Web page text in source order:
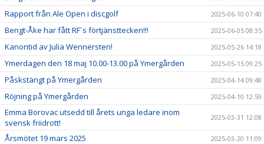
Rapport från Ale Open i discgolf 2025-06-10 07:40
Bengt-Åke har fått RF´s förtjänsttecken!!! 2025-06-05 08:35
Kanontid av Julia Wennersten! 2025-05-26 14:18
Ymerdagen den 18 maj 10.00-13.00 på Ymergården 2025-05-15 09:25
Påskstängt på Ymergården 2025-04-14 09:48
Röjning på Ymergården 2025-04-10 12:59
Emma Borovac utsedd till årets unga ledare inom
svensk friidrott!
2025-03-31 12:08
Årsmötet 19 mars 2025 2025-03-20 11:09